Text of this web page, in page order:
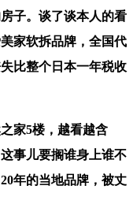
子。谈了谈本人的看
家软拆品牌，全国代
比整个日本一年税收
家5楼，越看越含
事儿要搁谁身上谁不
年的当地品牌，被丈